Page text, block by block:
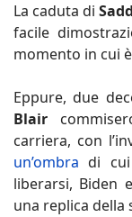
La caduta di
facile
momento in cui
Eppure, due
Blair
carriera, con
un’ombra di
liberarsi, Biden
una replica della